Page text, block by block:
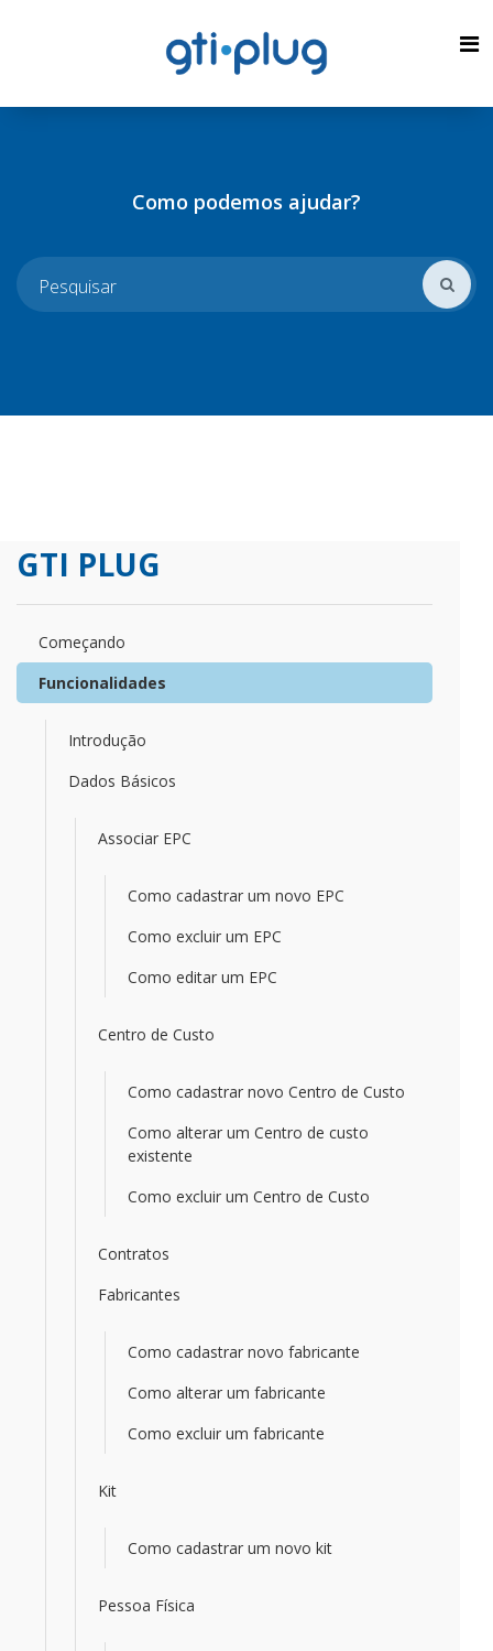
Como podemos ajudar?
GTI PLUG
Começando
Funcionalidades
Introdução
Dados Básicos
Associar EPC
Como cadastrar um novo EPC
Como excluir um EPC
Como editar um EPC
Centro de Custo
Como cadastrar novo Centro de Custo
Como alterar um Centro de custo
existente
Como excluir um Centro de Custo
Contratos
Fabricantes
Como cadastrar novo fabricante
Como alterar um fabricante
Como excluir um fabricante
Kit
Como cadastrar um novo kit
Pessoa Física